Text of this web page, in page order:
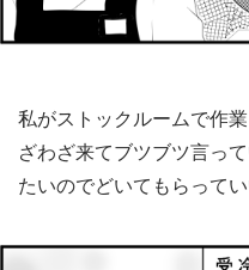
私がストックルームで作
ざわざ来てブツブツ言っ
たいのでどいてもらって